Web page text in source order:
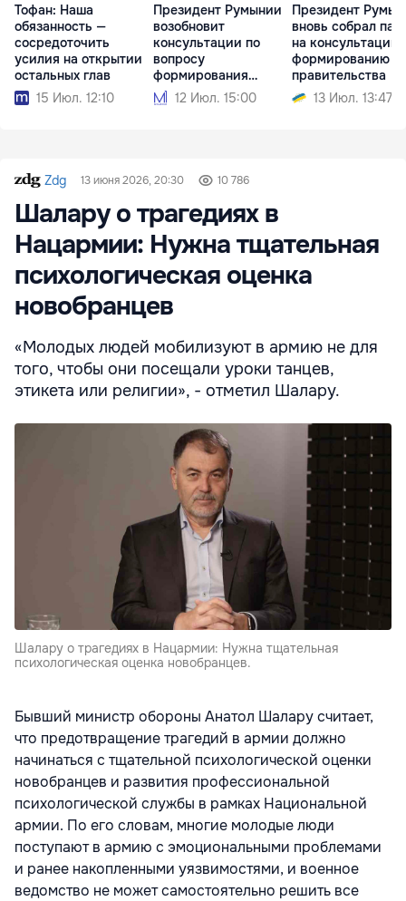
Тофан: Наша
обязанность —
сосредоточить
усилия на открытии
остальных глав
15 Июл. 12:10
Президент Румынии
возобновит
консультации по
вопросу
формирования
правительства
12 Июл. 15:00
Президент
вновь собрал
на консультации
формированию
правительства
13 Июл. 13:47
Zdg 13 июня 2026, 20:30 10 786
Шалару о трагедиях в
Нацармии: Нужна тщательная
психологическая оценка
новобранцев
«Молодых людей мобилизуют в армию не для
того, чтобы они посещали уроки танцев,
этикета или религии», - отметил Шалару.
Шалару о трагедиях в Нацармии: Нужна тщательная
психологическая оценка новобранцев.
Бывший министр обороны Анатол Шалару считает,
что предотвращение трагедий в армии должно
начинаться с тщательной психологической оценки
новобранцев и развития профессиональной
психологической службы в рамках Национальной
армии. По его словам, многие молодые люди
поступают в армию с эмоциональными проблемами
и ранее накопленными уязвимостями, и военное
ведомство не может самостоятельно решить все